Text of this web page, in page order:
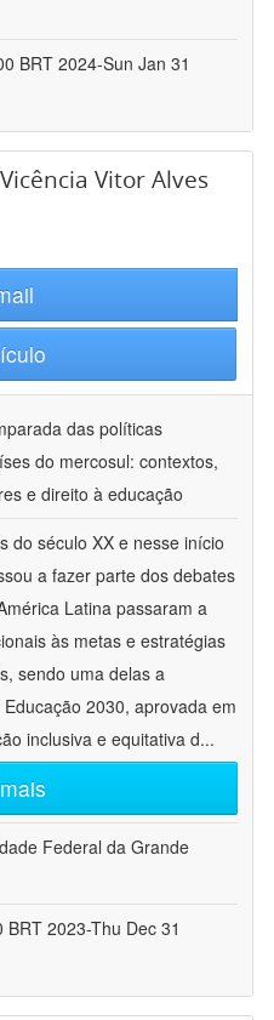
BRT 2024-Sun Jan 31
Vitor Alves
das políticas
do mercosul: contextos,
e direito à educação
do século XX e nesse início
a fazer parte dos debates
Latina passaram a
às metas e estratégias
sendo uma delas a
2030, aprovada em
inclusiva e equitativa d...
Federal da Grande
2023-Thu Dec 31